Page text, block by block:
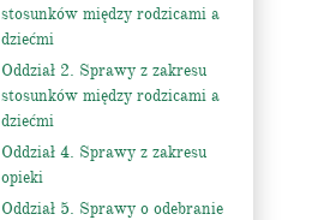
stosunków między rodzicami a
dziećmi
Oddział 2. Sprawy z zakresu
stosunków między rodzicami a
dziećmi
Oddział 4. Sprawy z zakresu
opieki
Oddział 5. Sprawy o odebranie